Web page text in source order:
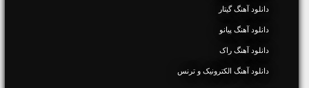
دانلود آهنگ گیتار
دانلود آهنگ پیانو
دانلود آهنگ راک
دانلود آهنگ الکترونیک و ترنس